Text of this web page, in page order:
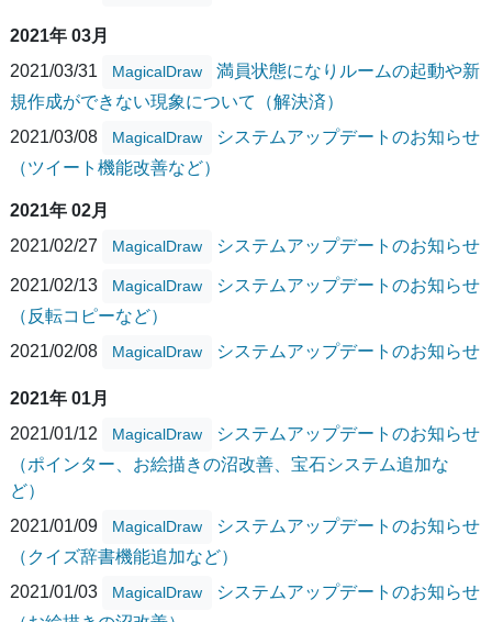
2021年 03月
2021/03/31
MagicalDraw
満員状態になりルームの起動や新
規作成ができない現象について（解決済）
2021/03/08
MagicalDraw
システムアップデートのお知らせ
（ツイート機能改善など）
2021年 02月
2021/02/27
MagicalDraw システムアップデートのお知らせ
2021/02/13 MagicalDraw
システムアップデートのお知らせ
（反転コピーなど）
2021/02/08
MagicalDraw システムアップデートのお知らせ
2021年 01月
2021/01/12
MagicalDraw
システムアップデートのお知らせ
（ポインター、お絵描きの沼改善、宝石システム追加な
ど）
2021/01/09
MagicalDraw
システムアップデートのお知らせ
（クイズ辞書機能追加など）
2021/01/03
MagicalDraw
システムアップデートのお知らせ